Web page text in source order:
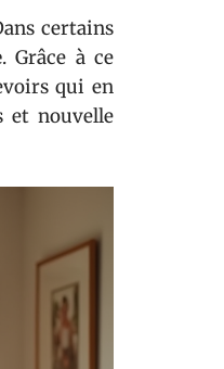
certains
. Grâce à ce
qui en
et nouvelle